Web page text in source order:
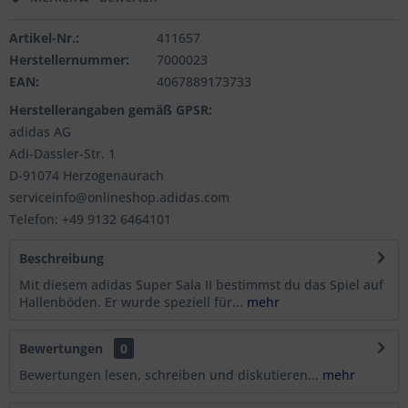
Artikel-Nr.:
411657
Herstellernummer:
7000023
EAN:
4067889173733
Herstellerangaben gemäß GPSR:
adidas AG
Adi-Dassler-Str. 1
D-91074 Herzogenaurach
serviceinfo@onlineshop.adidas.com
Telefon: +49 9132 6464101
Beschreibung
Mit diesem adidas Super Sala II bestimmst du das Spiel auf
Hallenböden. Er wurde speziell für... mehr
Bewertungen
0
Bewertungen lesen, schreiben und diskutieren... mehr